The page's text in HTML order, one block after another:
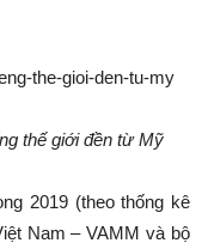
thế giới đền từ Mỹ
2019 (theo thống kê
Nam – VAMM và bộ